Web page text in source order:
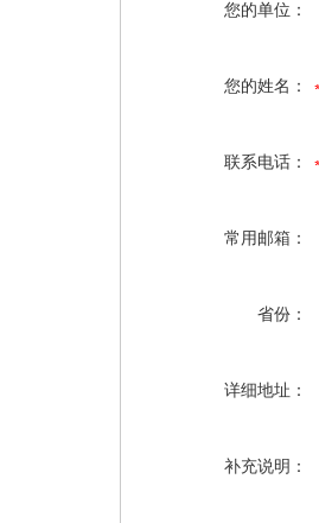
您的单位：
您的姓名：
联系电话：
常用邮箱：
省份：
详细地址：
补充说明：